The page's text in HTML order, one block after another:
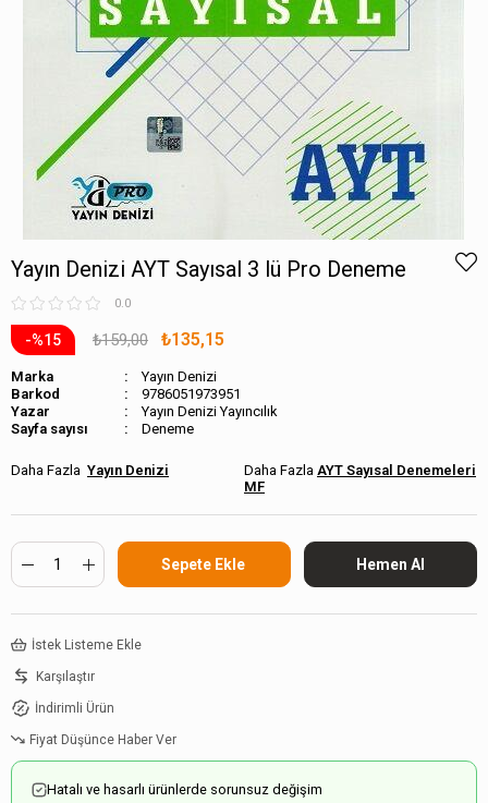
Yayın Denizi AYT Sayısal 3 lü Pro Deneme
0.0
15 ₺159,00 ₺135,15
Marka
Yayın Denizi
Barkod
9786051973951
Yayın Denizi Yayıncılık
Sayfa sayısı
Deneme
Yayın Denizi
AYT Sayısal Denemeleri
MF
İstek Listeme Ekle
Karşılaştır
İndirimli Ürün
Fiyat Düşünce Haber Ver
Hatalı ve hasarlı ürünlerde sorunsuz değişim